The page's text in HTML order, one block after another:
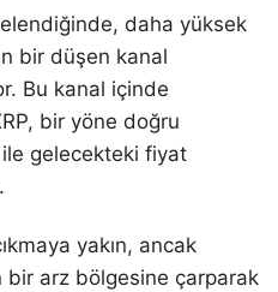
daha yüksek
bir düşen kanal
Bu kanal içinde
bir yöne doğru
ile gelecekteki fiyat
yakın, ancak
arz bölgesine çarparak